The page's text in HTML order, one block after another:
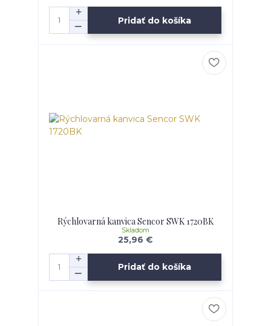
Pridať do košíka
Rýchlovarná kanvica Sencor SWK 1720BK
25,96 €
Skladom
Pridať do košíka